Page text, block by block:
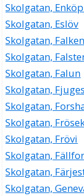
Skolgatan,
Skolgatan, Eslöv
Skolgatan,
Skolgatan,
Skolgatan, Falun
Skolgatan,
Skolgatan,
Skolgatan,
Skolgatan, Frövi
Skolgatan,
Skolgatan,
Skolgatan,